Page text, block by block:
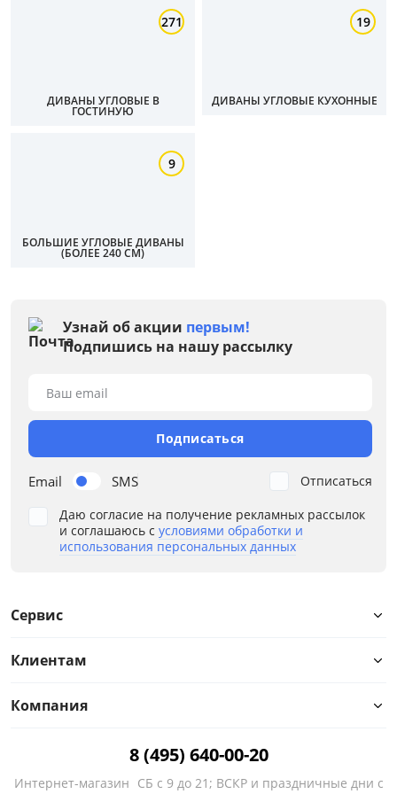
Тип
Материал обивки
Механизм трансформации
Каркас
Наполнение
Подлокотники
Стиль
Тип спального места
Высокие ножки
Декоративные подушки
Столик
271
ДИВАНЫ УГЛОВЫЕ В
ГОСТИНУЮ
19
ДИВАНЫ УГЛОВЫЕ КУХОННЫЕ
9
БОЛЬШИЕ УГЛОВЫЕ ДИВАНЫ
(БОЛЕЕ 240 СМ)
Узнай об акции первым!
Подпишись на нашу рассылку
Email SMS
Ваш email
Подписаться
Даю согласие на получение рекламных рассылок
и соглашаюсь с условиями обработки и
использования персональных данных
Отписаться
Сервис
Клиентам
Компания
8 (495) 640-00-20
Интернет-магазин СБ с 9 до 21; ВСКР и праздничные дни с